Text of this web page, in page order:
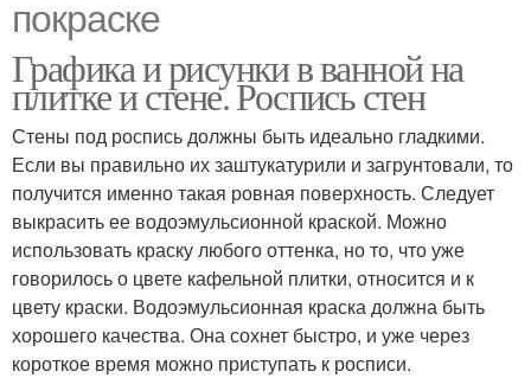
покраске
Графика и рисунки в ванной на
плитке и стене. Роспись стен
Стены под роспись должны быть идеально гладкими.
Если вы правильно их заштукатурили и загрунтовали, то
получится именно такая ровная поверхность. Следует
выкрасить ее водоэмульсионной краской. Можно
использовать краску любого оттенка, но то, что уже
говорилось о цвете кафельной плитки, относится и к
цвету краски. Водоэмульсионная краска должна быть
хорошего качества. Она сохнет быстро, и уже через
короткое время можно приступать к росписи.